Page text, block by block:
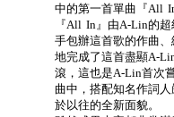
中的第一首單曲『All
『All In』由A-Lin的
手包辦這首歌的作曲
地完成了這首盡顯A-
滾，這也是A-Lin首次
曲中，搭配知名作詞
於以往的全新面貌。